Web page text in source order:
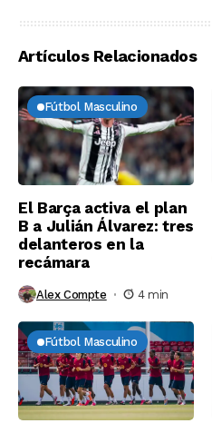
Artículos Relacionados
Fútbol Masculino
El Barça activa el plan
B a Julián Álvarez: tres
delanteros en la
recámara
Alex Compte 4 min
Fútbol Masculino